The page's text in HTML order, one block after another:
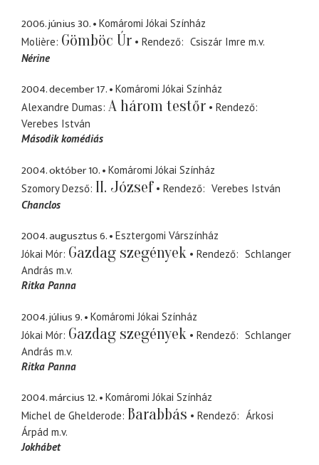
2006. június 30.
Komáromi Jókai Színház
Molière Gömböc Úr Rendező Csiszár Imre m.v.
Nérine
2004. december 17.
Komáromi Jókai Színház
Alexandre Dumas A három testőr
Rendező
Verebes István
Második komédiás
2004. október 10.
Komáromi Jókai Színház
Szomory Dezső II. József Rendező
Verebes István
Chanclos
2004. augusztus 6.
Esztergomi Várszínház
Jókai Mór Gazdag szegények Rendező
Schlanger
András m.v.
Ritka Panna
2004. július 9.
Komáromi Jókai Színház
Jókai Mór Gazdag szegények Rendező
Schlanger
András m.v.
Ritka Panna
2004. március 12.
Komáromi Jókai Színház
Michel de Ghelderode Barabbás Rendező
Árkosi
Árpád m.v.
Jokhábet